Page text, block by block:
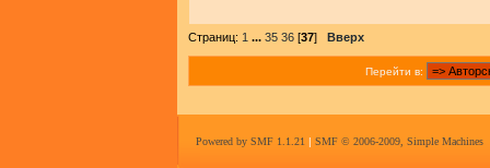
Страниц: 1 ... 35 36 [37] Вверх
Перейти в:
Powered by SMF 1.1.21 | SMF © 2006-2009, Simple Machines